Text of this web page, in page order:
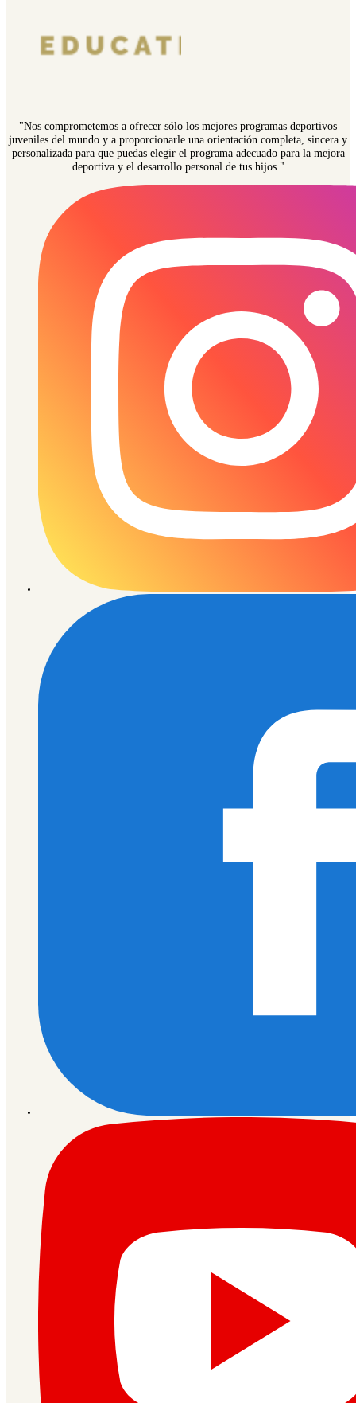
"Nos comprometemos a ofrecer sólo los mejores programas deportivos
juveniles del mundo y a proporcionarle una orientación completa, sincera y
personalizada para que puedas elegir el programa adecuado para la mejora
deportiva y el desarrollo personal de tus hijos."